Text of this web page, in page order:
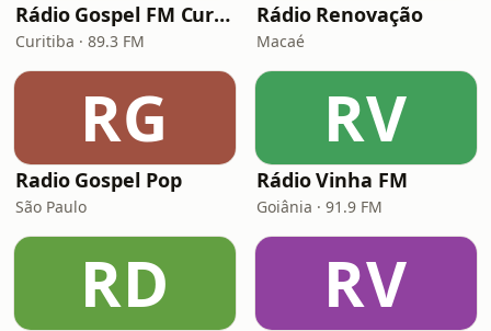
Rádio Gospel FM Curitiba
Curitiba · 89.3 FM
Rádio Renovação
Macaé
RG
Radio Gospel Pop
São Paulo
RV
Rádio Vinha FM
Goiânia · 91.9 FM
RD RV